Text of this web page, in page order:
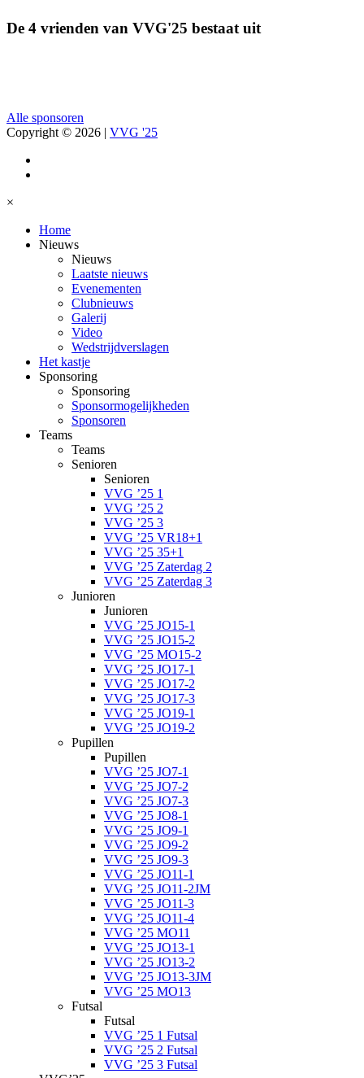
De 4 vrienden van VVG'25 bestaat uit
Alle sponsoren
Copyright © 2026 | VVG '25
×
Home
Nieuws
Nieuws
Laatste nieuws
Evenementen
Clubnieuws
Galerij
Video
Wedstrijdverslagen
Het kastje
Sponsoring
Sponsoring
Sponsormogelijkheden
Sponsoren
Teams
Teams
Senioren
Senioren
VVG ’25 1
VVG ’25 2
VVG ’25 3
VVG ’25 VR18+1
VVG ’25 35+1
VVG ’25 Zaterdag 2
VVG ’25 Zaterdag 3
Junioren
Junioren
VVG ’25 JO15-1
VVG ’25 JO15-2
VVG ’25 MO15-2
VVG ’25 JO17-1
VVG ’25 JO17-2
VVG ’25 JO17-3
VVG ’25 JO19-1
VVG ’25 JO19-2
Pupillen
Pupillen
VVG ’25 JO7-1
VVG ’25 JO7-2
VVG ’25 JO7-3
VVG ’25 JO8-1
VVG ’25 JO9-1
VVG ’25 JO9-2
VVG ’25 JO9-3
VVG ’25 JO11-1
VVG ’25 JO11-2JM
VVG ’25 JO11-3
VVG ’25 JO11-4
VVG ’25 MO11
VVG ’25 JO13-1
VVG ’25 JO13-2
VVG ’25 JO13-3JM
VVG ’25 MO13
Futsal
Futsal
VVG ’25 1 Futsal
VVG ’25 2 Futsal
VVG ’25 3 Futsal